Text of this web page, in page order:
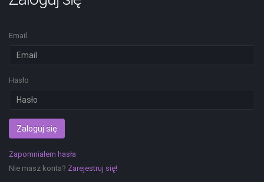
Email
Hasło
Zaloguj się
Zapomniałem hasła
Nie masz konta? Zarejestruj się!